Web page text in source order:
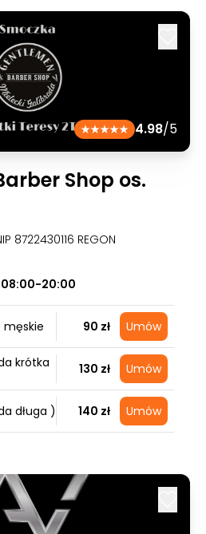
4.98/5
Shop os.
8722430116 REGON
08:00-20:00
męskie 90 zł Umów
krótka
130 zł Umów
długa ) 140 zł Umów